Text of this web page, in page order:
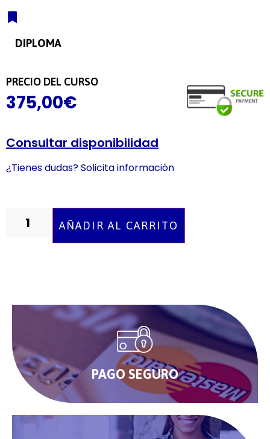
DIPLOMA
PRECIO DEL CURSO
375,00€
Consultar disponibilidad
¿Tienes dudas? Solicita información
AÑADIR AL CARRITO
PAGO SEGURO